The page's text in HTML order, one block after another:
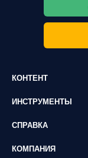
КОНТЕНТ
ИНСТРУМЕНТЫ
СПРАВКА
КОМПАНИЯ